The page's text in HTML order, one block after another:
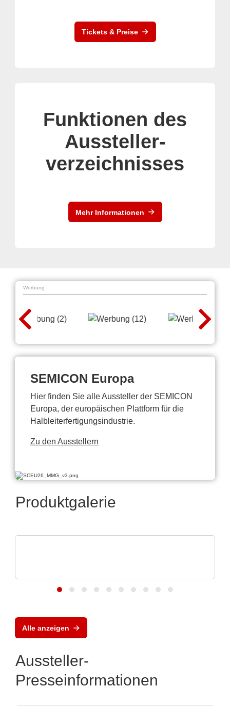
Tickets & Preise
Funktionen des
Aussteller-
verzeichnisses
Mehr Informationen
Werbung
SEMICON Europa
Hier finden Sie alle Aussteller der SEMICON
Europa, der europäischen Plattform für die
Halbleiterfertigungsindustrie.
Zu den Ausstellern
Produktgalerie
Alle anzeigen
Aussteller-
Presseinformationen